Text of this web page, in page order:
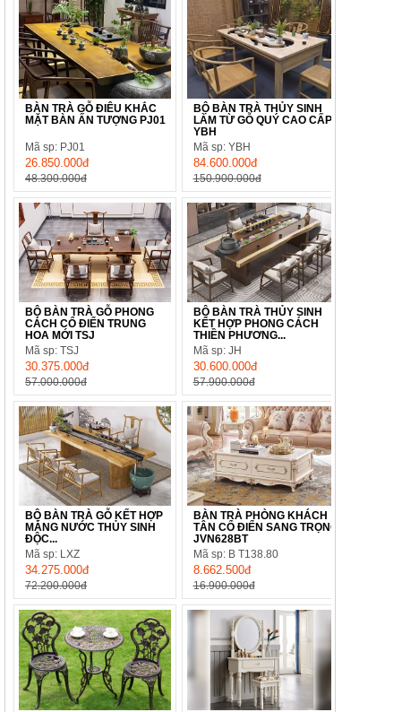
BÀN TRÀ GỖ ĐIÊU KHẮC
MẶT BÀN ẤN TƯỢNG PJ01
Mã sp: PJ01
26.850.000đ
48.300.000đ
BỘ BÀN TRÀ THỦY SINH
LÀM TỪ GỖ QUÝ CAO CẤP
YBH
Mã sp: YBH
84.600.000đ
150.900.000đ
BỘ BÀN TRÀ GỖ PHONG
CÁCH CỔ ĐIỂN TRUNG
HOA MỚI TSJ
Mã sp: TSJ
30.375.000đ
57.000.000đ
BỘ BÀN TRÀ THỦY SINH
KẾT HỢP PHONG CÁCH
THIỀN PHƯƠNG...
Mã sp: JH
30.600.000đ
57.900.000đ
BỘ BÀN TRÀ GỖ KẾT HỢP
MÁNG NƯỚC THỦY SINH
ĐỘC...
Mã sp: LXZ
34.275.000đ
72.200.000đ
BÀN TRÀ PHÒNG KHÁCH
TÂN CỔ ĐIỂN SANG TRỌNG
JVN628BT
Mã sp: B T138.80
8.662.500đ
16.900.000đ